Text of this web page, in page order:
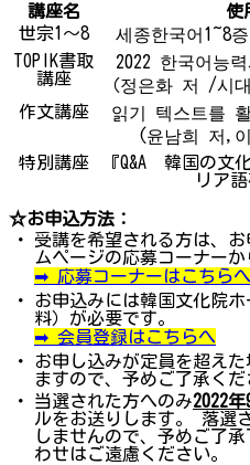
講座名
使
世宗1～8
세종한국어1~8
TOPIK書取
講座
2022 한국어능
（정은화 저 /시
作文講座
읽기 텍스트를
(윤남희 저,
特別講座
『Q&A 韓国の文
リア
☆お申込方法：
・
受講を希望される方は、
ムページの応募コーナーか
➡ 応募コーナーはこちらへ
・
お申込みには韓国文化院
料）が必要です。
➡ 会員登録はこちらへ
・
お申し込みが定員を超え
ますので、予めご了承くだ
・
当選された方へのみ2022
ルをお送りします。 落選
しませんので、予めご了
わせはご遠慮ください。